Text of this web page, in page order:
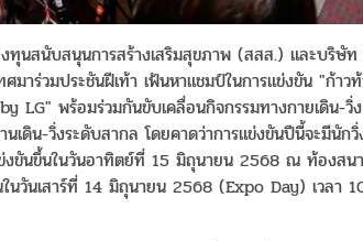
ทุนสนับสนุนการสร้างเสริมสุขภาพ (สสส.) และบริษั
มาร่วมประชันฝีเท้า เฟ้นหาแชมป์ในการแข่งขัน "ก้า
พร้อมร่วมกันขับเคลื่อนกิจกรรมทางกายเดิน-วิ่
เดิน-วิ่งระดับสากล โดยคาดว่าการแข่งขันปีนี้จะมีนักวิ่
ขันขึ้นในวันอาทิตย์ที่ 15 มิถุนายน 2568 ณ ท้องสน
นวันเสาร์ที่ 14 มิถุนายน 2568 (Expo Day) เวล